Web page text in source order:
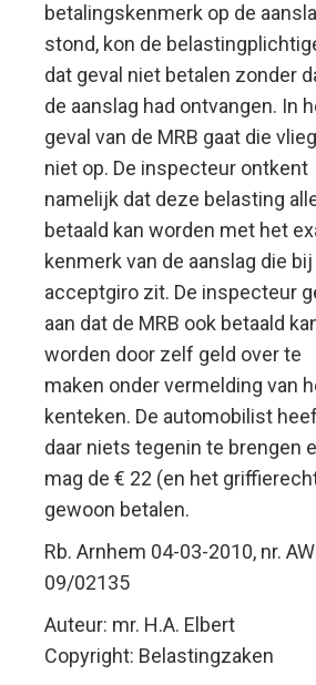
betalingskenmerk op de
stond, kon de
dat geval niet betalen zonder
de aanslag had ontvangen. In
geval van de MRB gaat die
niet op. De inspecteur ontkent
namelijk dat deze belasting
betaald kan worden met het
kenmerk van de aanslag die bij
acceptgiro zit. De inspecteur
aan dat de MRB ook betaald
worden door zelf geld over te
maken onder vermelding van
kenteken. De automobilist
daar niets tegenin te brengen
mag de € 22 (en het
gewoon betalen.
Rb. Arnhem 04-03-2010, nr.
09/02135
Auteur: mr. H.A. Elbert
Copyright: Belastingzaken